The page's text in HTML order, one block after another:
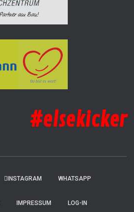
#elsekicker
INSTAGRAM WHATSAPP
IMPRESSUM LOG-IN